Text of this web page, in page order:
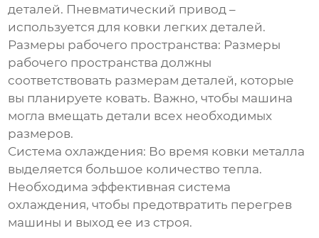
деталей. Пневматический привод –
используется для ковки легких деталей.
Размеры рабочего пространства: Размеры
рабочего пространства должны
соответствовать размерам деталей, которые
вы планируете ковать. Важно, чтобы машина
могла вмещать детали всех необходимых
размеров.
Система охлаждения: Во время ковки металла
выделяется большое количество тепла.
Необходима эффективная система
охлаждения, чтобы предотвратить перегрев
машины и выход ее из строя.